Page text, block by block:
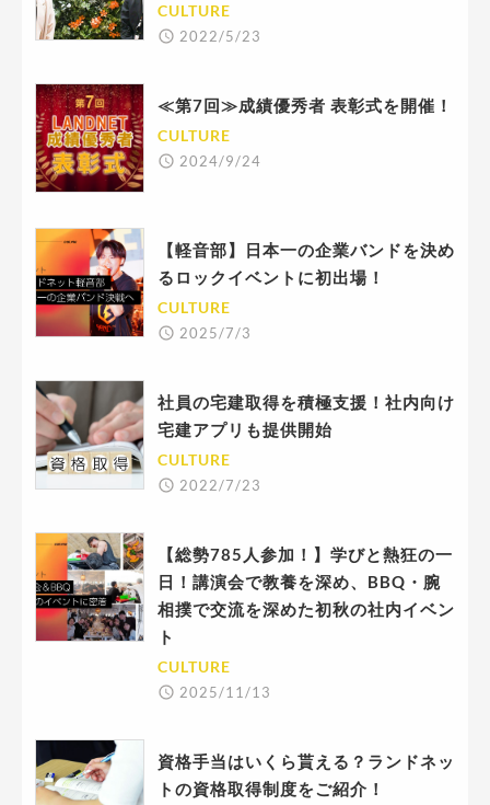
CULTURE
2022/5/23
≪第7回≫成績優秀者 表彰式を開催！
CULTURE
2024/9/24
【軽音部】日本一の企業バンドを決め
るロックイベントに初出場！
CULTURE
2025/7/3
社員の宅建取得を積極支援！社内向け
宅建アプリも提供開始
CULTURE
2022/7/23
【総勢785人参加！】学びと熱狂の一
日！講演会で教養を深め、BBQ・腕
相撲で交流を深めた初秋の社内イベン
ト
CULTURE
2025/11/13
資格手当はいくら貰える？ランドネッ
トの資格取得制度をご紹介！